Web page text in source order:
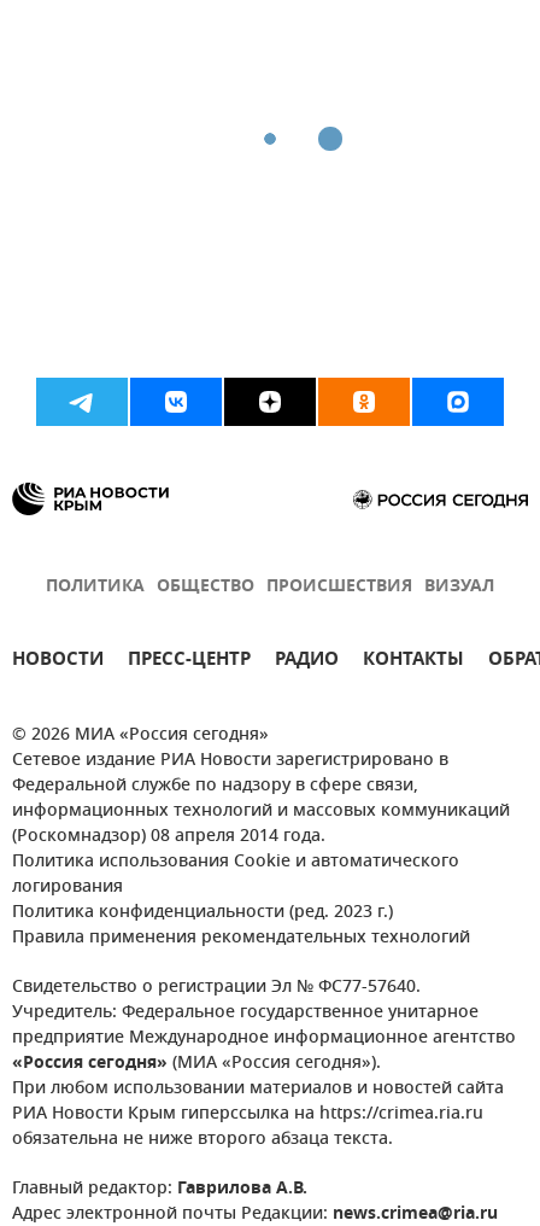
ПОЛИТИКА ОБЩЕСТВО ПРОИСШЕСТВИЯ ВИЗУАЛ
НОВОСТИ ПРЕСС-ЦЕНТР РАДИО КОНТАКТЫ
© 2026 МИА «Россия сегодня»
Сетевое издание РИА Новости зарегистрировано в
Федеральной службе по надзору в сфере связи,
информационных технологий и массовых коммуникаций
(Роскомнадзор) 08 апреля 2014 года.
Политика использования Cookie и автоматического
логирования
Политика конфиденциальности (ред. 2023 г.)
Правила применения рекомендательных технологий
Свидетельство о регистрации Эл № ФС77-57640.
Учредитель: Федеральное государственное унитарное
предприятие Международное информационное агентство
«Россия сегодня» (МИА «Россия сегодня»).
При любом использовании материалов и новостей сайта
РИА Новости Крым гиперссылка на https://crimea.ria.ru
обязательна не ниже второго абзаца текста.
Главный редактор: Гаврилова А.В.
Адрес электронной почты Редакции: news.crimea@ria.ru